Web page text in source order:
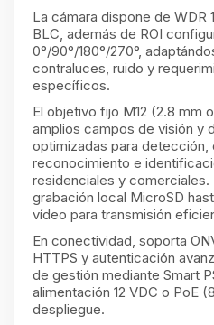
La cámara dispone de WDR
BLC, además de ROI
0°/90°/180°/270°,
contraluces, ruido y
específicos.
El objetivo fijo M12 (2.8 mm
amplios campos de visión y
optimizadas para detección,
reconocimiento e
residenciales y comerciales.
grabación local MicroSD
vídeo para transmisión
En conectividad, soporta
HTTPS y autenticación
de gestión mediante Smart
alimentación 12 VDC o PoE
despliegue.